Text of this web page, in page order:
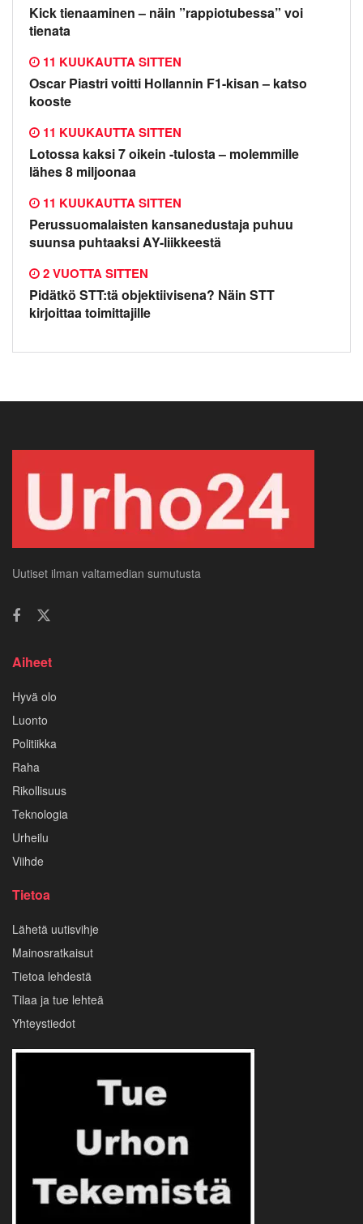
Kick tienaaminen – näin ”rappiotubessa” voi
tienata
Oscar Piastri voitti Hollannin F1-kisan – katso
kooste
11 KUUKAUTTA SITTEN
Lotossa kaksi 7 oikein -tulosta – molemmille
lähes 8 miljoonaa
11 KUUKAUTTA SITTEN
Perussuomalaisten kansanedustaja puhuu
suunsa puhtaaksi AY-liikkeestä
11 KUUKAUTTA SITTEN
Pidätkö STT:tä objektiivisena? Näin STT
kirjoittaa toimittajille
2 VUOTTA SITTEN
Uutiset ilman valtamedian sumutusta
Aiheet
Hyvä olo
Luonto
Politiikka
Raha
Rikollisuus
Teknologia
Urheilu
Viihde
Tietoa
Lähetä uutisvihje
Mainosratkaisut
Tietoa lehdestä
Tilaa ja tue lehteä
Yhteystiedot